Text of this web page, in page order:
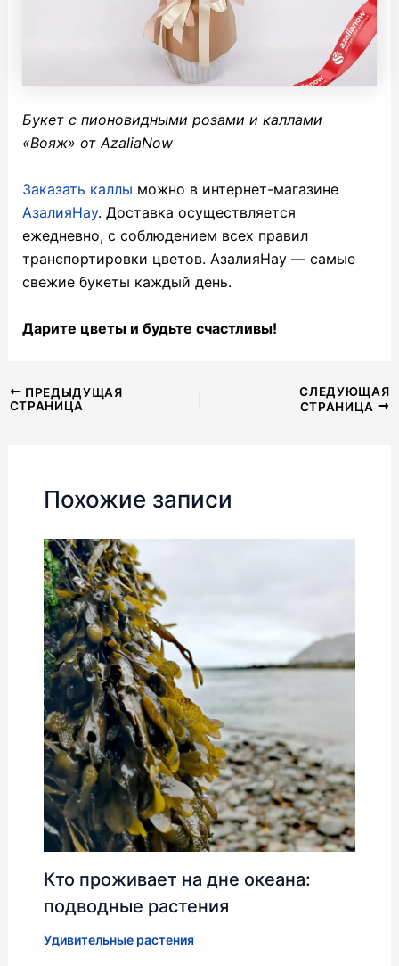
Букет с пионовидными розами и каллами
«Вояж» от AzaliaNow
Заказать каллы можно в интернет-магазине
АзалияНау. Доставка осуществляется
ежедневно, с соблюдением всех правил
транспортировки цветов. АзалияНау — самые
свежие букеты каждый день.
Дарите цветы и будьте счастливы!
Навигация
по
ПРЕДЫДУЩАЯ
СТРАНИЦА
СЛЕДУЮЩАЯ
СТРАНИЦА
Похожие записи
Кто проживает на дне океана:
подводные растения
Удивительные растения